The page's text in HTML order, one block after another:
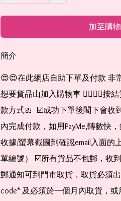
加至購
簡介
😍😍在此網店自助下單及付款 非常
想要貨品山加入購物車 👉🏻👉🏻按
款方式🎀  ☑️成功下單後閣下會收
內完成付款，如用PayMe,轉數快
收據/螢幕截圖到確認email入面的
單編號） ☑️所有貨品不包郵，收
郵通知可到門市取貨，取貨必須
code* 及必須於一個月內取貨，